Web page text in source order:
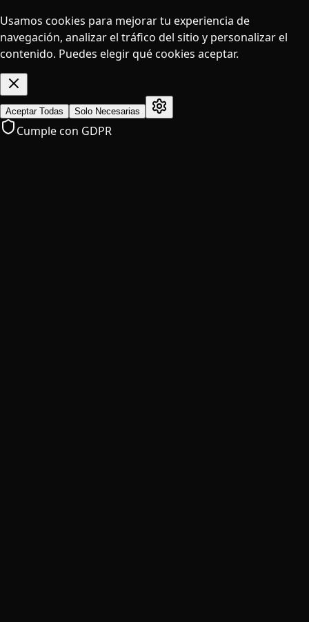
Usamos cookies para mejorar tu experiencia de
navegación, analizar el tráfico del sitio y personalizar el
contenido. Puedes elegir qué cookies aceptar.
Aceptar Todas Solo Necesarias
Cumple con GDPR